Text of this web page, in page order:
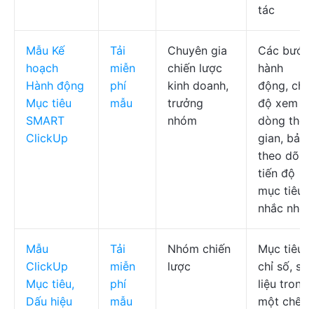
tác
Mẫu Kế
hoạch
Hành động
Mục tiêu
SMART
ClickUp
Tải
miễn
phí
mẫu
Chuyên gia
chiến lược
kinh doanh,
trưởng
nhóm
Các bước
hành
động, chế
độ xem
dòng thời
gian, bảng
theo dõi
tiến độ
mục tiêu,
nhắc nhở
Mẫu
ClickUp
Mục tiêu,
Dấu hiệu
Tải
miễn
phí
mẫu
Nhóm chiến
lược
Mục tiêu,
chỉ số, số
liệu trong
một chế